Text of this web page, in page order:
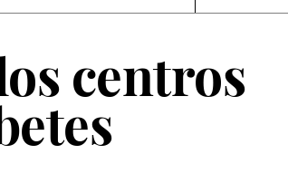
centros